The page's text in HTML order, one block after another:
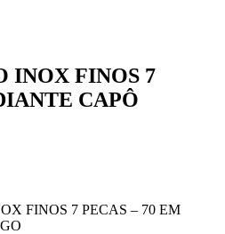
INOX FINOS 7
CAPÔ
FINOS 7 PECAS – 70 EM